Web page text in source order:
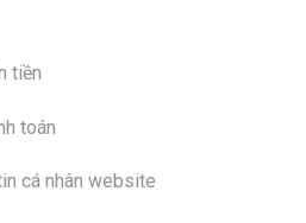
tiền
toán
cá nhân website